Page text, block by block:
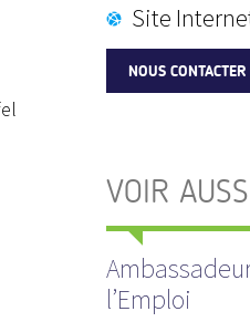
Site
NOUS CONTACTER
VOIR
l’Emploi